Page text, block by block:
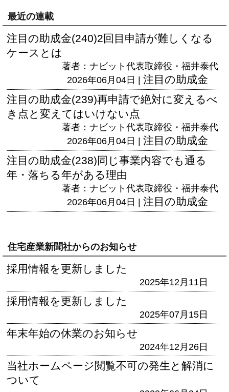
最近の連載
注目の助成金(240)2回目申請が難しくなる
ケースとは
著者：ナビット代表取締役・福井泰代
2026年06月04日 | 注目の助成金
注目の助成金(239)再申請で絶対に変えるべ
き点と変えてはいけない点
著者：ナビット代表取締役・福井泰代
2026年06月04日 | 注目の助成金
注目の助成金(238)同じ事業内容でも通る
年・落ちる年がある理由
著者：ナビット代表取締役・福井泰代
2026年06月04日 | 注目の助成金
住宅産業新聞社からのお知らせ
採用情報を更新しました
2025年12月11日
採用情報を更新しました
2025年07月15日
年末年始の休業のお知らせ
2024年12月26日
当社ホームページ閲覧不可の発生と解消に
ついて